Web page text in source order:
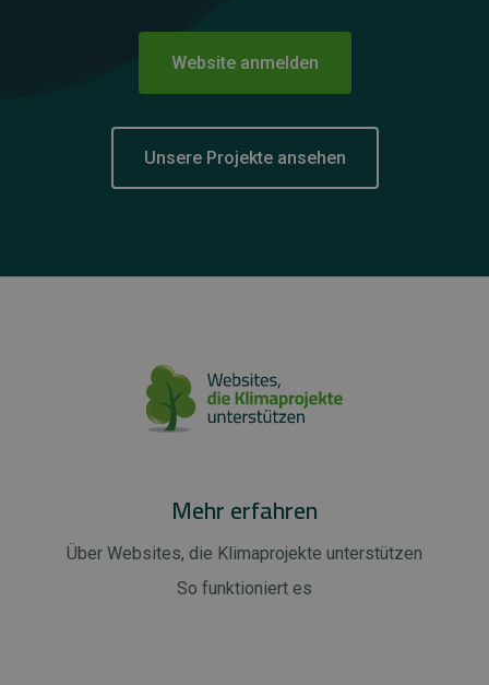
Website anmelden
Unsere Projekte ansehen
Mehr erfahren
Über Websites, die Klimaprojekte unterstützen
So funktioniert es